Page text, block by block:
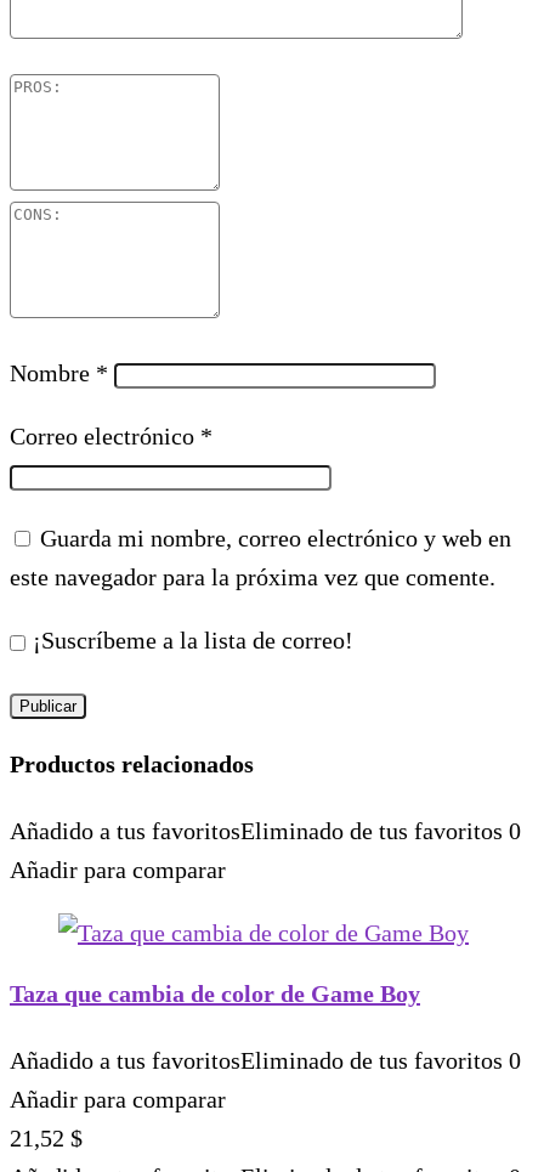
Nombre *
Correo electrónico *
Guarda mi nombre, correo electrónico y web en
este navegador para la próxima vez que comente.
¡Suscríbeme a la lista de correo!
Productos relacionados
Añadido a tus favoritosEliminado de tus favoritos 0
Añadir para comparar
Taza que cambia de color de Game Boy
Añadido a tus favoritosEliminado de tus favoritos 0
Añadir para comparar
21,52 $